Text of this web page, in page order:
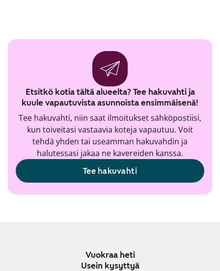
Etsitkö kotia tältä alueelta? Tee hakuvahti ja
kuule vapautuvista asunnoista ensimmäisenä!
Tee hakuvahti, niin saat ilmoitukset sähköpostiisi,
kun toiveitasi vastaavia koteja vapautuu. Voit
tehdä yhden tai useamman hakuvahdin ja
halutessasi jakaa ne kavereiden kanssa.
Tee hakuvahti
Vuokraa heti
Usein kysyttyä